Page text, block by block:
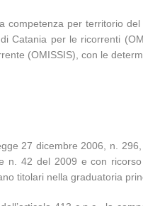
competenza per territorio
Catania per le ricorrenti
(OMISSIS), con le
27 dicembre 2006, n. 296,
n. 42 del 2009 e con
titolari nella graduatoria